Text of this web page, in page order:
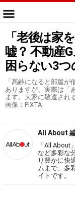
「老後は家
嘘？ 不動産
困らない3つ
「高齢になると部屋
ありますが、実際は「
ます。大家に敬遠され
画像：PIXTA
All About
「All
など多彩な
り豊かに快
ムまで、多
イトです。